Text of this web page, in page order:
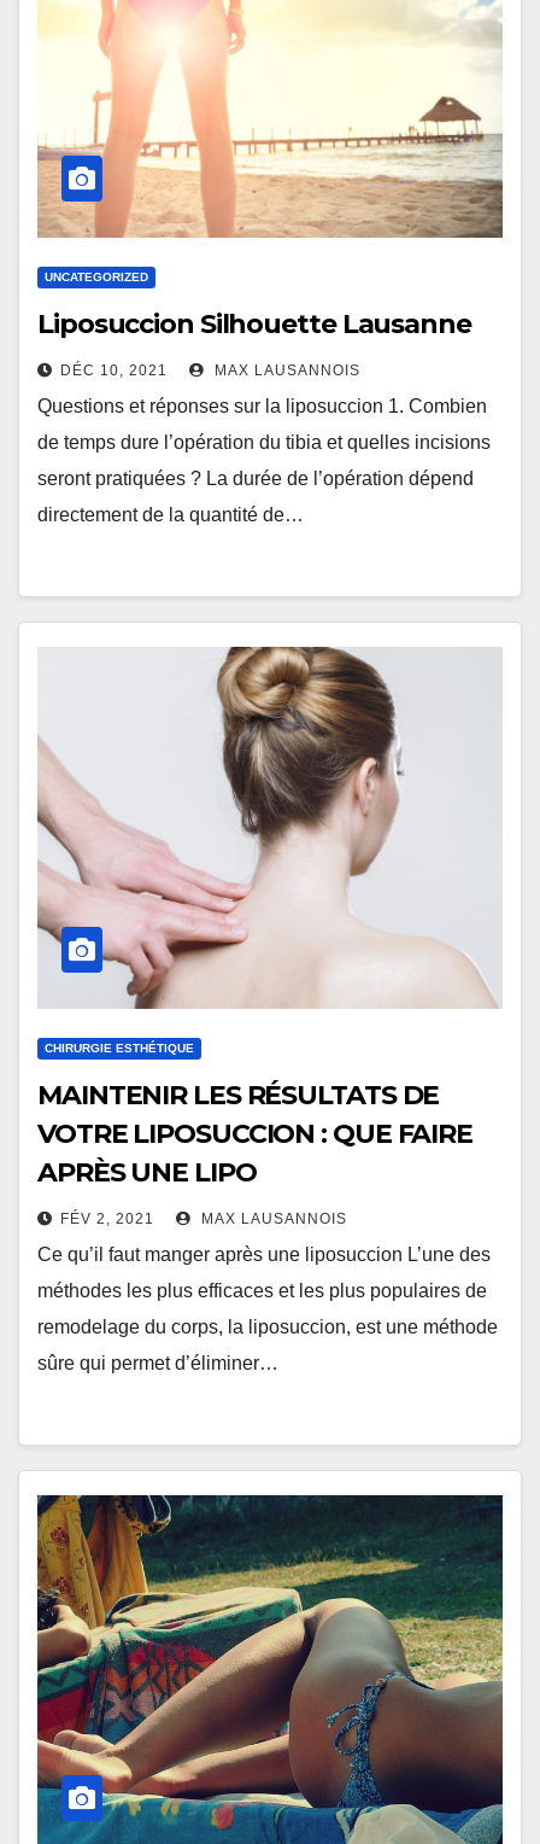
UNCATEGORIZED
Liposuccion Silhouette Lausanne
DÉC 10, 2021 MAX LAUSANNOIS
Questions et réponses sur la liposuccion 1. Combien
de temps dure l’opération du tibia et quelles incisions
seront pratiquées ? La durée de l’opération dépend
directement de la quantité de…
CHIRURGIE ESTHÉTIQUE
MAINTENIR LES RÉSULTATS DE
VOTRE LIPOSUCCION : QUE FAIRE
APRÈS UNE LIPO
FÉV 2, 2021 MAX LAUSANNOIS
Ce qu’il faut manger après une liposuccion L’une des
méthodes les plus efficaces et les plus populaires de
remodelage du corps, la liposuccion, est une méthode
sûre qui permet d’éliminer…